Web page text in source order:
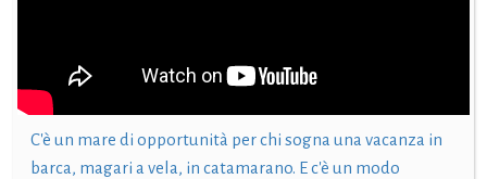
C'è un mare di opportunità per chi sogna una vacanza in
barca, magari a vela, in catamarano. E c'è un modo